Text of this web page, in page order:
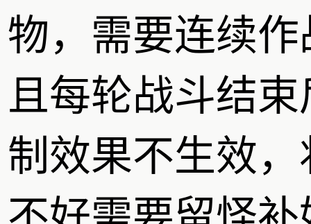
物，需要连续作
且每轮战斗结束
制效果不生效，